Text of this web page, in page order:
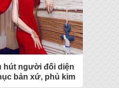
hút người đối diện
bản xứ, phủ kim